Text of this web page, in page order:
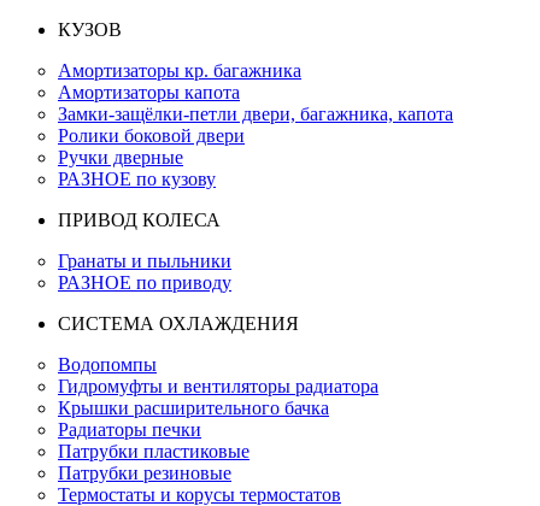
КУЗОВ
Амортизаторы кр. багажника
Амортизаторы капота
Замки-защёлки-петли двери, багажника, капота
Ролики боковой двери
Ручки дверные
РАЗНОЕ по кузову
ПРИВОД КОЛЕСА
Гранаты и пыльники
РАЗНОЕ по приводу
СИСТЕМА ОХЛАЖДЕНИЯ
Водопомпы
Гидромуфты и вентиляторы радиатора
Крышки расширительного бачка
Радиаторы печки
Патрубки пластиковые
Патрубки резиновые
Термостаты и корусы термостатов